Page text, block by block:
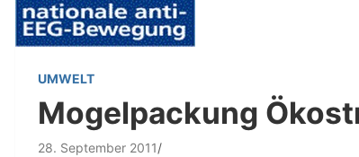
UMWELT
Mogelpackung
28. September 2011